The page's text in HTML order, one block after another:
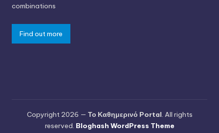
combinations
Find out more
Copyright 2026 — Το Καθημερινό Portal. All rights
reserved. Bloghash WordPress Theme